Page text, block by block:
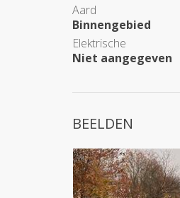
Aard
Binnengebied
Elektrische
Niet aangegeven
BEELDEN